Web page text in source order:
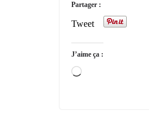
Partager :
Tweet
J’aime ça :
Chargement…